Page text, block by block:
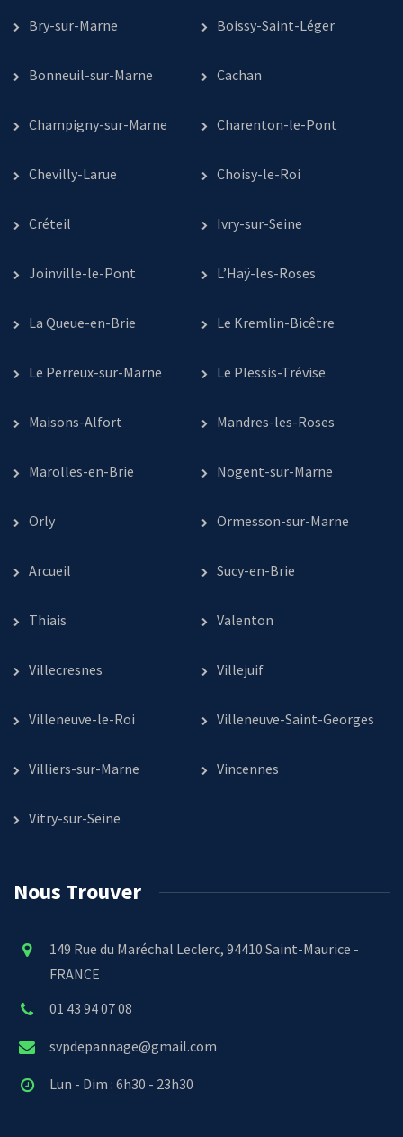
Bry-sur-Marne Boissy-Saint-Léger
Bonneuil-sur-Marne Cachan
Champigny-sur-Marne Charenton-le-Pont
Chevilly-Larue Choisy-le-Roi
Créteil Ivry-sur-Seine
Joinville-le-Pont L’Haÿ-les-Roses
La Queue-en-Brie Le Kremlin-Bicêtre
Le Perreux-sur-Marne Le Plessis-Trévise
Maisons-Alfort Mandres-les-Roses
Marolles-en-Brie Nogent-sur-Marne
Orly Ormesson-sur-Marne
Arcueil Sucy-en-Brie
Thiais Valenton
Villecresnes Villejuif
Villeneuve-le-Roi Villeneuve-Saint-Georges
Villiers-sur-Marne Vincennes
Vitry-sur-Seine
Nous Trouver
149 Rue du Maréchal Leclerc, 94410 Saint-Maurice -
FRANCE
01 43 94 07 08
svpdepannage@gmail.com
Lun - Dim : 6h30 - 23h30